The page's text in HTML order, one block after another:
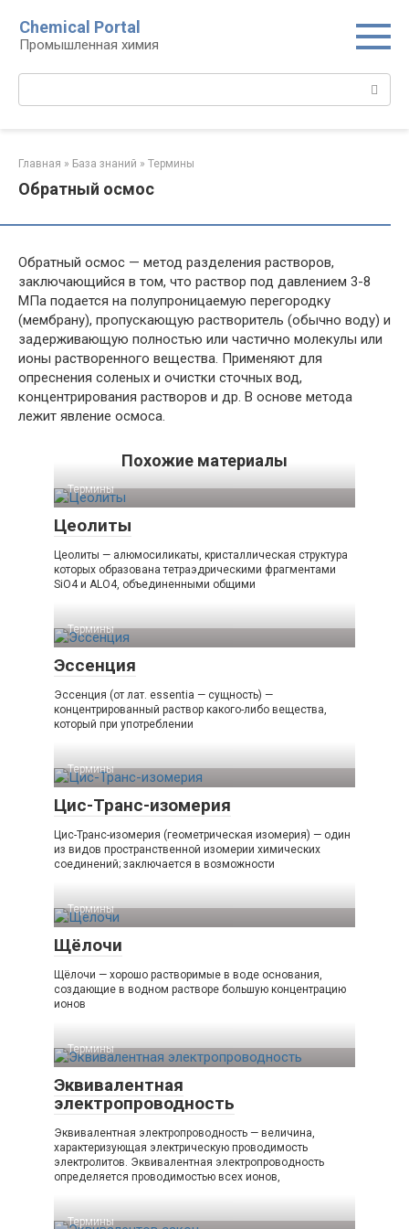
контенту
Chemical Portal
Промышленная химия
Главная » База знаний » Термины
Обратный осмос
Обратный осмос — метод разделения растворов,
заключающийся в том, что раствор под давлением 3-8
МПа подается на полупроницаемую перегородку
(мембрану), пропускающую растворитель (обычно воду) и
задерживающую полностью или частично молекулы или
ионы растворенного вещества. Применяют для
опреснения соленых и очистки сточных вод,
концентрирования растворов и др. В основе метода
лежит явление осмоса.
Похожие материалы
Термины
Цеолиты
Цеолиты — алюмосиликаты, кристаллическая структура
которых образована тетраэдрическими фрагментами
SiO4 и ALO4, объединенными общими
Термины
Эссенция
Эссенция (от лат. essentia — сущность) —
концентрированный раствор какого-либо вещества,
который при употреблении
Термины
Цис-Транс-изомерия
Цис-Транс-изомерия (геометрическая изомерия) — один
из видов пространственной изомерии химических
соединений; заключается в возможности
Термины
Щёлочи
Щёлочи — хорошо растворимые в воде основания,
создающие в водном растворе большую концентрацию
ионов
Термины
Эквивалентная
электропроводность
Эквивалентная электропроводность — величина,
характеризующая электрическую проводимость
электролитов. Эквивалентная электропроводность
определяется проводимостью всех ионов,
Термины